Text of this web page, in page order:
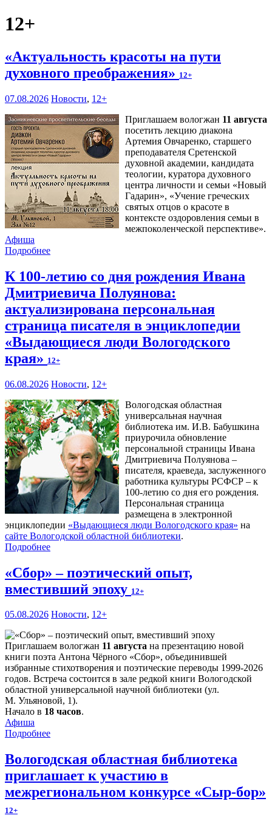
12+
«Актуальность красоты на пути
духовного преображения» 12+
07.08.2026 Новости, 12+
Приглашаем вологжан 11 августа
посетить лекцию диакона
Артемия Овчаренко, старшего
преподавателя Сретенской
духовной академии, кандидата
теологии, куратора духовного
центра личности и семьи «Новый
Гадарин», «Учение греческих
святых отцов о красоте в
контексте оздоровления семьи в
межпоколенческой перспективе».
Афиша
Подробнее
К 100-летию со дня рождения Ивана
Дмитриевича Полуянова:
актуализирована персональная
страница писателя в энциклопедии
«Выдающиеся люди Вологодского
края» 12+
06.08.2026 Новости, 12+
Вологодская областная
универсальная научная
библиотека им. И.В. Бабушкина
приурочила обновление
персональной страницы Ивана
Дмитриевича Полуянова –
писателя, краеведа, заслуженного
работника культуры РСФСР – к
100‑летию со дня его рождения.
Персональная страница
размещена в электронной
энциклопедии «Выдающиеся люди Вологодского края» на
сайте Вологодской областной библиотеки.
Подробнее
«Сбор» – поэтический опыт,
вместивший эпоху 12+
05.08.2026 Новости, 12+
Приглашаем вологжан 11 августа на презентацию новой
книги поэта Антона Чёрного «Сбор», объединившей
избранные стихотворения и поэтические переводы 1999-2026
годов. Встреча состоится в зале редкой книги Вологодской
областной универсальной научной библиотеки (ул.
М. Ульяновой, 1).
Начало в 18 часов.
Афиша
Подробнее
Вологодская областная библиотека
приглашает к участию в
межрегиональном конкурсе «Сыр-бор»
12+